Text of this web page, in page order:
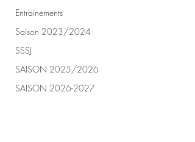
Entrainements
Saison 2023/2024
SSSJ
SAISON 2025/2026
SAISON 2026-2027